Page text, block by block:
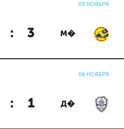
09 НОЯБРЯ
: 3 М�
06 НОЯБРЯ
: 1 Д�